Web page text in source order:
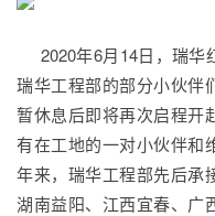
2020年6月14日，瑞华
瑞华工程部的部分小伙伴
暂休息后即将再次启程开
有在工地的一对小伙伴和
年来，瑞华工程部先后承
湖南益阳、江西宜春、广